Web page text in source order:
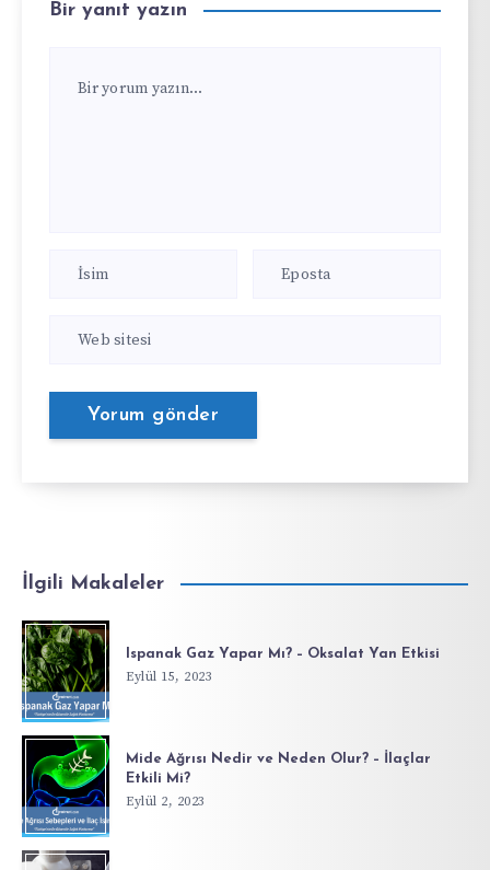
Bir yanıt yazın
İlgili Makaleler
Ispanak Gaz Yapar Mı? – Oksalat Yan Etkisi
Eylül 15, 2023
Mide Ağrısı Nedir ve Neden Olur? – İlaçlar
Etkili Mi?
Eylül 2, 2023